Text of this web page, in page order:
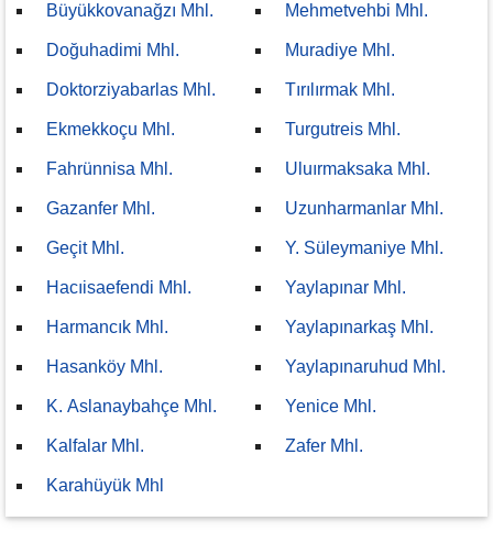
Büyükkovanağzı Mhl.
Doğuhadimi Mhl.
Doktorziyabarlas Mhl.
Ekmekkoçu Mhl.
Fahrünnisa Mhl.
Gazanfer Mhl.
Geçit Mhl.
Hacıisaefendi Mhl.
Harmancık Mhl.
Hasanköy Mhl.
K. Aslanaybahçe Mhl.
Kalfalar Mhl.
Karahüyük Mhl
Mehmetvehbi Mhl.
Muradiye Mhl.
Tırılırmak Mhl.
Turgutreis Mhl.
Uluırmaksaka Mhl.
Uzunharmanlar Mhl.
Y. Süleymaniye Mhl.
Yaylapınar Mhl.
Yaylapınarkaş Mhl.
Yaylapınaruhud Mhl.
Yenice Mhl.
Zafer Mhl.